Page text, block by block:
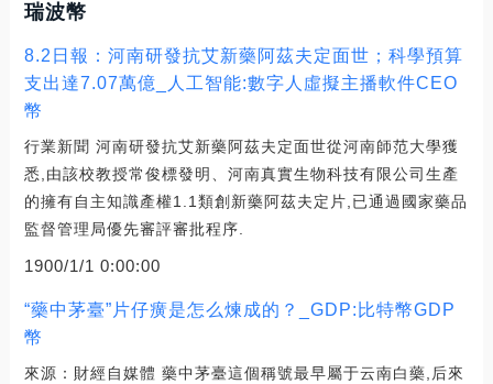
瑞波幣
8.2日報：河南研發抗艾新藥阿茲夫定面世；科學預算
支出達7.07萬億_人工智能:數字人虛擬主播軟件CEO
幣
行業新聞 河南研發抗艾新藥阿茲夫定面世從河南師范大學獲
悉,由該校教授常俊標發明、河南真實生物科技有限公司生產
的擁有自主知識產權1.1類創新藥阿茲夫定片,已通過國家藥品
監督管理局優先審評審批程序.
1900/1/1 0:00:00
“藥中茅臺”片仔癀是怎么煉成的？_GDP:比特幣GDP
幣
來源：財經自媒體 藥中茅臺這個稱號最早屬于云南白藥,后來